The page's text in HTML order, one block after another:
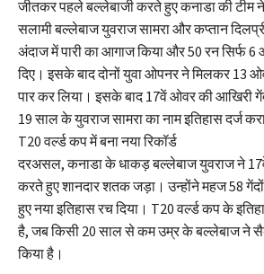
जीतकर पहले बल्लेबाजी करते हुए कनाडा की टीम
सलामी बल्लेबाज युवराज सामरा और कप्तान
अंदाज में पारी का आगाज किया और 50 रन सिर्फ 6
दिए। इसके बाद दोनों युवा ओपनर ने मिलकर 13
पार कर लिया। इसके बाद 17वें ओवर की आखिरी
19 साल के युवराज सामरा का नाम इतिहास दर्ज
T20 वर्ल्ड कप में बना नया रिकॉर्ड
दरअसल, कनाडा के धाकड़ बल्लेबाज युवराज ने
करते हुए शानदार शतक जड़ा। उन्होंने महज 58
हुए नया इतिहास रच दिया। T20 वर्ल्ड कप के
है, जब किसी 20 साल से कम उम्र के बल्लेबाज ने
किया है।